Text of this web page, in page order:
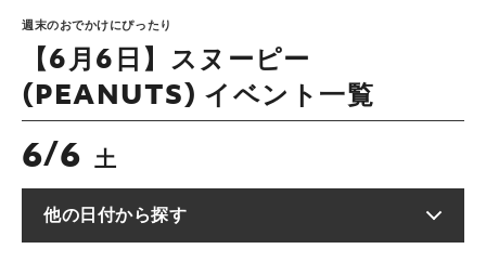
週末のおでかけにぴったり
【6月6日】スヌーピー
(PEANUTS) イベント一覧
6/6 土
他の日付から探す